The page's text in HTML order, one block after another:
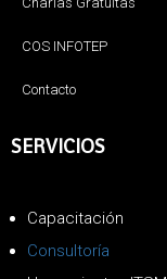
COS INFOTEP
Contacto
SERVICIOS
Capacitación
Consultoría